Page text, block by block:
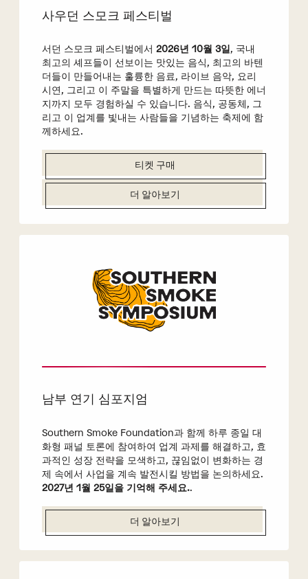
사우던 스모크 페스티벌
서던 스모크 페스티벌에서 2026년 10월 3일, 국내
최고의 셰프들이 선보이는 맛있는 음식, 최고의 바텐
더들이 만들어내는 훌륭한 음료, 라이브 음악, 요리
시연, 그리고 이 주말을 특별하게 만드는 따뜻한 에너
지까지 모두 경험하실 수 있습니다. 음식, 공동체, 그
리고 이 업계를 빛내는 사람들을 기념하는 축제에 함
께하세요.
티켓 구매
더 알아보기
남부 연기 심포지엄
Southern Smoke Foundation과 함께 하루 종일 대
화형 패널 토론에 참여하여 업계 과제를 해결하고, 효
과적인 성장 전략을 모색하고, 끊임없이 변화하는 경
제 속에서 사업을 계속 발전시킬 방법을 논의하세요.
2027년 1월 25일을 기억해 주세요..
더 알아보기